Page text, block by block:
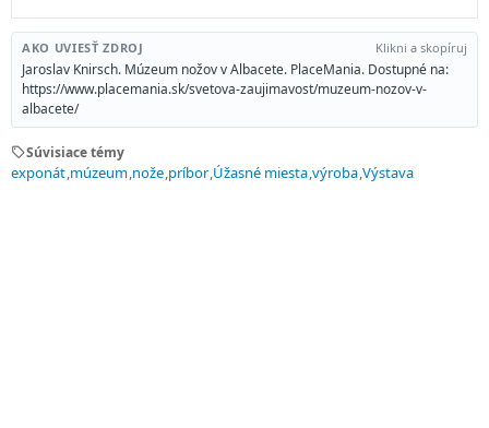
AKO UVIESŤ ZDROJ Klikni a skopíruj
Jaroslav Knirsch. Múzeum nožov v Albacete. PlaceMania. Dostupné na:
https://www.placemania.sk/svetova-zaujimavost/muzeum-nozov-v-
albacete/
sellSúvisiace témy
exponát múzeum nože príbor Úžasné miesta výroba Výstava